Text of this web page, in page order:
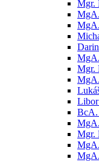
Mgr.
Mgr.
BcA.
Mgr.